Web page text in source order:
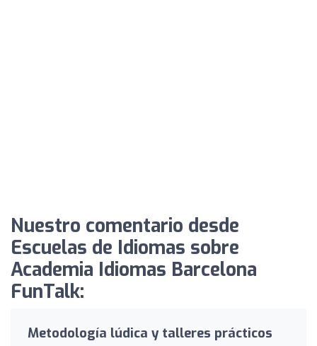
Nuestro comentario desde
Escuelas de Idiomas sobre
Academia Idiomas Barcelona
FunTalk:
Metodología lúdica y talleres prácticos